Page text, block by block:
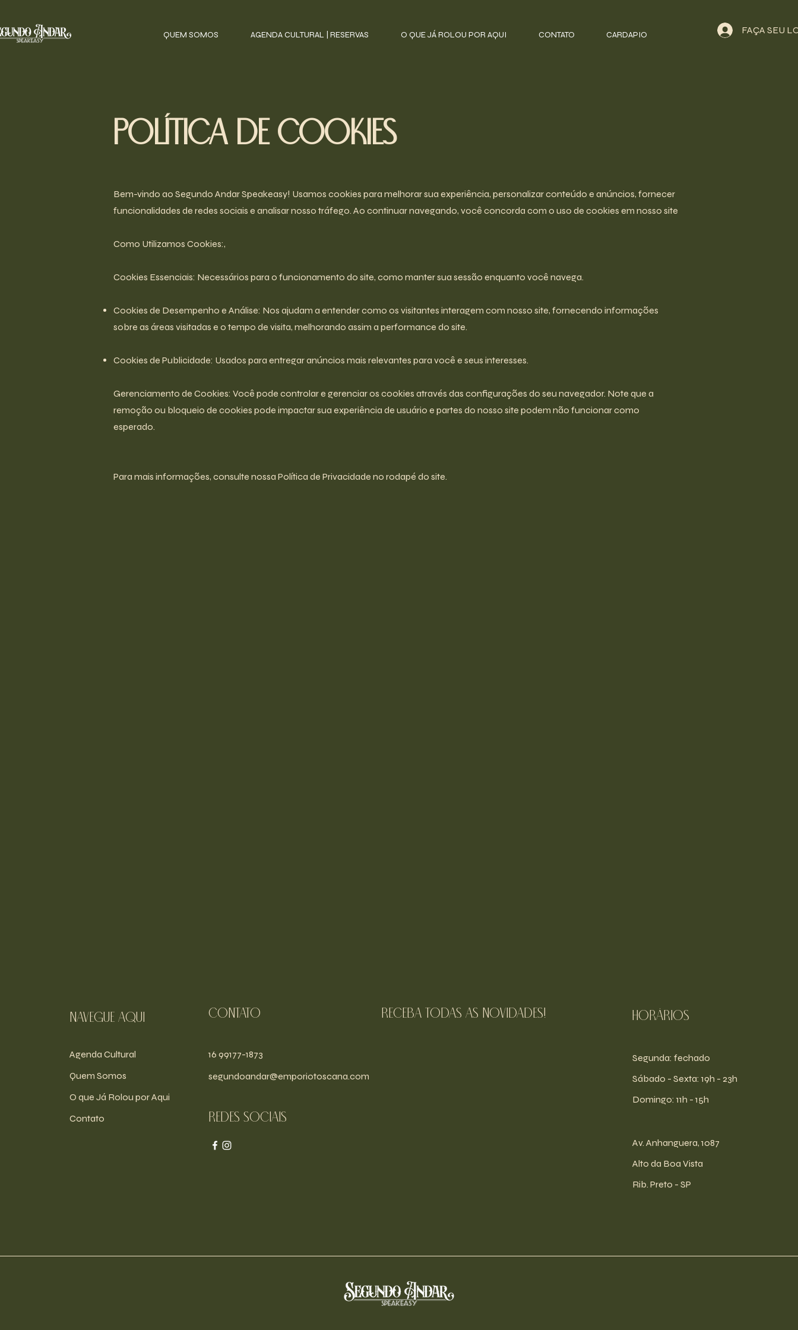
QUEM SOMOS AGENDA CULTURAL | RESERVAS O QUE JÁ ROLOU POR AQUI CONTATO CARDAPIO FAÇA SEU
Política de Cookies
Bem-vindo ao Segundo Andar Speakeasy! Usamos cookies para melhorar sua experiência, personalizar conteúdo e anúncios, fornecer
funcionalidades de redes sociais e analisar nosso tráfego. Ao continuar navegando, você concorda com o uso de cookies em nosso site
Como Utilizamos Cookies:,
Cookies Essenciais: Necessários para o funcionamento do site, como manter sua sessão enquanto você navega.
Cookies de Desempenho e Análise: Nos ajudam a entender como os visitantes interagem com nosso site, fornecendo informações
sobre as áreas visitadas e o tempo de visita, melhorando assim a performance do site.
Cookies de Publicidade: Usados para entregar anúncios mais relevantes para você e seus interesses.
Gerenciamento de Cookies: Você pode controlar e gerenciar os cookies através das configurações do seu navegador. Note que a
remoção ou bloqueio de cookies pode impactar sua experiência de usuário e partes do nosso site podem não funcionar como
esperado.
Para mais informações, consulte nossa Política de Privacidade no rodapé do site.
navegue aqui
Agenda Cultural
Quem Somos
O que Já Rolou por Aqui
Contato
Contato
16 99177-1873
segundoandar@emporiotoscana.com
Redes sociais
receba todas as novidades! Horários
Segunda: fechado
​​Sábado - Sexta: 19h - 23h
​Domingo: 11h - 15h
Av. Anhanguera, 1087
Alto da Boa Vista
Rib. Preto - SP